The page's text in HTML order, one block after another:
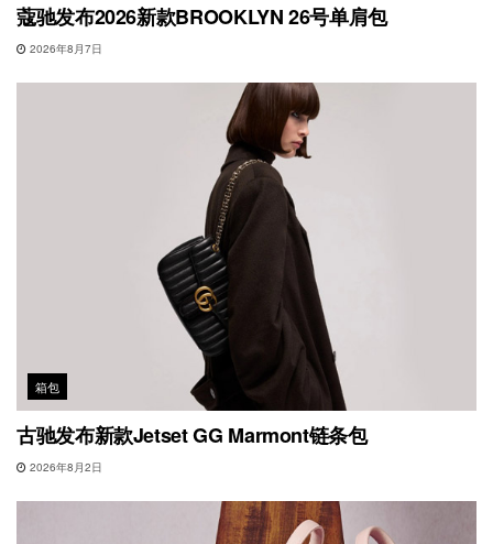
蔻驰发布2026新款BROOKLYN 26号单肩包
2026年8月7日
箱包
古驰发布新款Jetset GG Marmont链条包
2026年8月2日